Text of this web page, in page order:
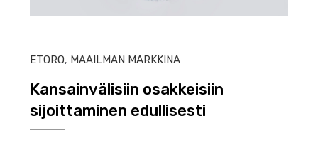
ETORO, MAAILMAN MARKKINA
Kansainvälisiin osakkeisiin
sijoittaminen edullisesti